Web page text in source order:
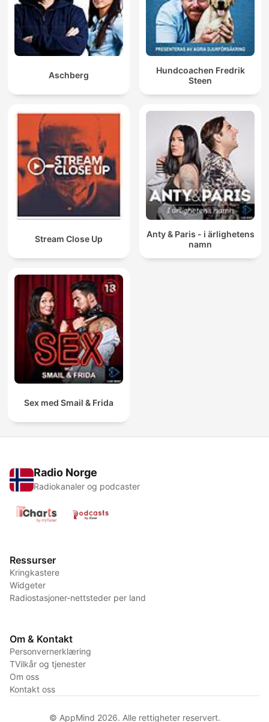
Aschberg
Hundcoachen Fredrik
Steen
Stream Close Up
Anty & Paris - i ärlighetens
namn
Sex med Smail & Frida
Radio Norge
Radiokanaler og podcaster
Ressurser
Kringkastere
Widgeter
Radiostasjoner-nettsteder per land
Om & Kontakt
Personvernerklæring
TVilkår og tjenester
Om oss
Kontakt oss
© AppMind 2026. Alle rettigheter reservert.